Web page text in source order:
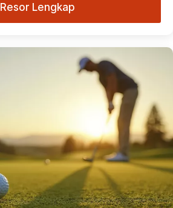
Resor Lengkap